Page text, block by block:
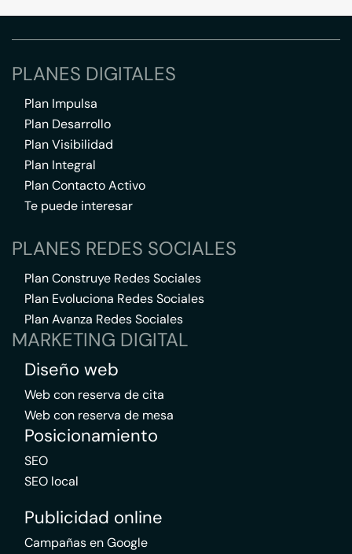
PLANES DIGITALES
Plan Impulsa
Plan Desarrollo
Plan Visibilidad
Plan Integral
Plan Contacto Activo
Te puede interesar
PLANES REDES SOCIALES
Plan Construye Redes Sociales
Plan Evoluciona Redes Sociales
Plan Avanza Redes Sociales
MARKETING DIGITAL
Diseño web
Web con reserva de cita
Web con reserva de mesa
Posicionamiento
SEO
SEO local
Publicidad online
Campañas en Google